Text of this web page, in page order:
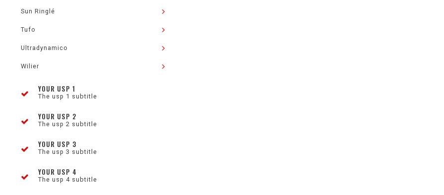
Sun Ringlé
Tufo
Ultradynamico
Wilier
YOUR USP 1
The usp 1 subtitle
YOUR USP 2
The usp 2 subtitle
YOUR USP 3
The usp 3 subtitle
YOUR USP 4
The usp 4 subtitle